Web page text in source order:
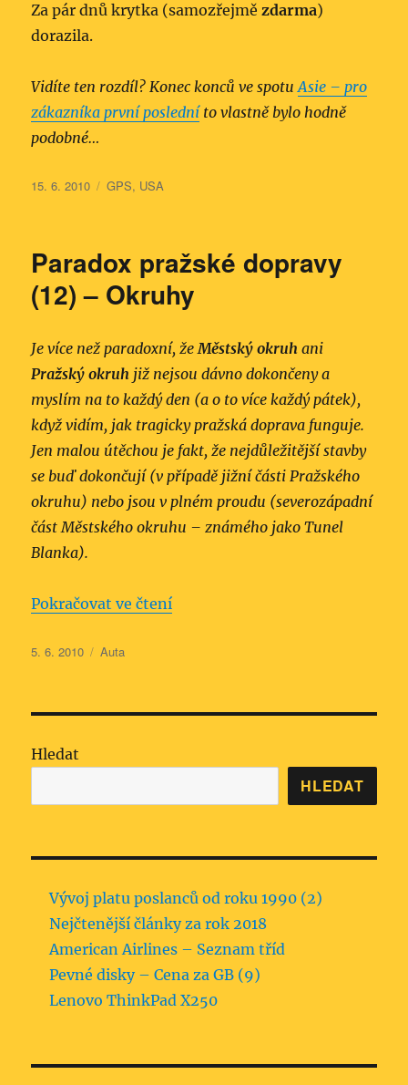
Za pár dnů krytka (samozřejmězdarma)
dorazila.
Vidíte ten rozdíl? Konec konců ve spotuAsie – pro
zákazníka první posledníto vlastně bylo hodně
podobné…
Publikováno:
15. 6. 2010 Rubriky:
GPS, USA
Paradox pražské dopravy
(12) – Okruhy
Je více než paradoxní, že Městský okruh ani
Pražský okruh již nejsou dávno dokončeny a
myslím na to každý den (a o to více každý pátek),
když vidím, jak tragicky pražská doprava funguje.
Jen malou útěchou je fakt, že nejdůležitější stavby
se buď dokončují (v případě jižní části Pražského
okruhu) nebo jsou v plném proudu (severozápadní
část Městského okruhu – známého jako Tunel
Blanka).
Pokračovat ve čtení„Paradox pražské dopravy (12)
Publikováno:
5. 6. 2010 Rubriky:
Auta
Hledat
HLEDAT
Vývoj platu poslanců od roku 1990 (2)
Nejčtenější články za rok 2018
American Airlines – Seznam tříd
Pevné disky – Cena za GB (9)
Lenovo ThinkPad X250